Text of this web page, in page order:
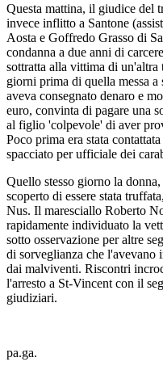
Questa mattina, il giudice del
invece inflitto a Santone
Aosta e Goffredo Grasso di
condanna a due anni di
sottratta alla vittima di un'altra
giorni prima di quella messa
aveva consegnato denaro e
euro, convinta di pagare una
al figlio 'colpevole' di aver
Poco prima era stata
spacciato per ufficiale dei
Quello stesso giorno la
scoperto di essere stata
Nus. Il maresciallo Roberto
rapidamente individuato la
sotto osservazione per altre
di sorveglianza che l'avevano
dai malviventi. Riscontri
l'arresto a St-Vincent con il
giudiziari.
pa.ga.